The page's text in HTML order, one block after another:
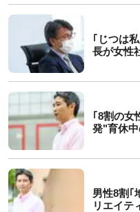
｢じつは
長が女性
｢8割の女
発"育休
男性8割｢
リエイテ